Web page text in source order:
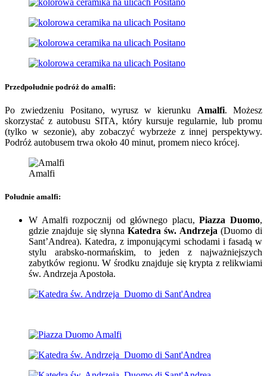
Przedpołudnie podróż do amalfi:
Po zwiedzeniu Positano, wyrusz w kierunku Amalfi. Możesz
skorzystać z autobusu SITA, który kursuje regularnie, lub promu
(tylko w sezonie), aby zobaczyć wybrzeże z innej perspektywy.
Podróż autobusem trwa około 40 minut, promem nieco krócej.
Amalfi
Południe amalfi:
W Amalfi rozpocznij od głównego placu,Piazza Duomo,
gdzie znajduje się słynna Katedra św. Andrzeja (Duomo di
Sant’Andrea). Katedra, z imponującymi schodami i fasadą w
stylu arabsko-normańskim, to jeden z najważniejszych
zabytków regionu. W środku znajduje się krypta z relikwiami
św. Andrzeja Apostoła.